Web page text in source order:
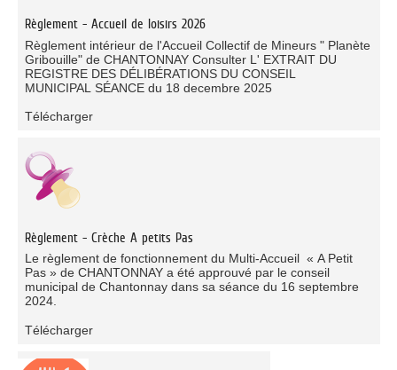
Règlement - Accueil de loisirs 2026
Règlement intérieur de l'Accueil Collectif de Mineurs " Planète
Gribouille" de CHANTONNAY Consulter L' EXTRAIT DU
REGISTRE DES DÉLIBÉRATIONS DU CONSEIL
MUNICIPAL SÉANCE du 18 decembre 2025
Télécharger
Règlement - Crèche A petits Pas
Le règlement de fonctionnement du Multi-Accueil « A Petit
Pas » de CHANTONNAY a été approuvé par le conseil
municipal de Chantonnay dans sa séance du 16 septembre
2024.
Télécharger